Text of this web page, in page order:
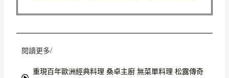
閱讀更多/
重現百年歐洲經典料理 桑卓主廚 無菜單料理 松露傳奇